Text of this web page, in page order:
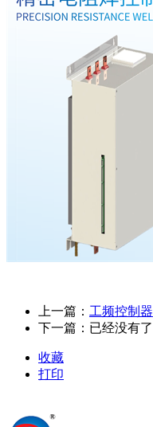
上一篇： 工频控制器
下一篇：已经没有了
收藏
打印